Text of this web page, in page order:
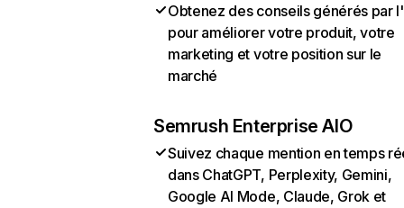
Obtenez des conseils générés par
pour améliorer votre produit, votre
marketing et votre position sur le
marché
Semrush Enterprise AIO
Suivez chaque mention en temps
dans ChatGPT, Perplexity, Gemini,
Google AI Mode, Claude, Grok et